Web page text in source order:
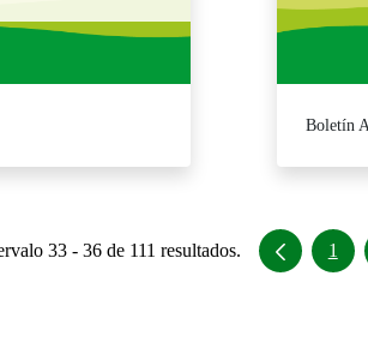
Boletín
33 - 36 de 111 resultados. 1